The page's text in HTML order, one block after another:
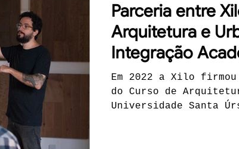
Parceria entre
Arquitetura e
Integração
Mercado da
Janeiro
Em 2022 a Xilo
do Curso de
Universidade Santa